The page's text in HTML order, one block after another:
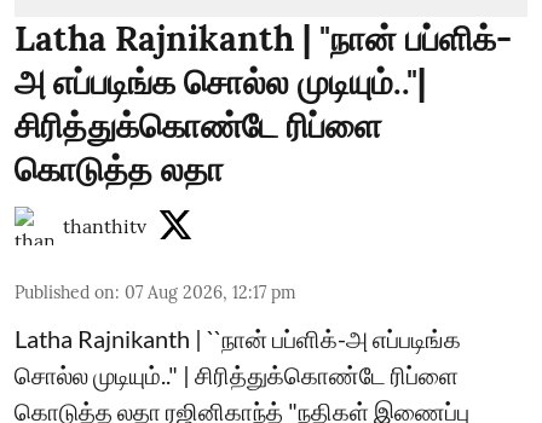
Latha Rajnikanth | "நான் பப்ளிக்-
அ எப்படிங்க சொல்ல முடியும்.."|
சிரித்துக்கொண்டே ரிப்ளை
கொடுத்த லதா
thanthitv
Published on: 07 Aug 2026, 12:17 pm
Latha Rajnikanth | ``நான் பப்ளிக்-அ எப்படிங்க
சொல்ல முடியும்.." | சிரித்துக்கொண்டே ரிப்ளை
கொடுத்த லதா ரஜினிகாந்த் "நதிகள் இணைப்பு